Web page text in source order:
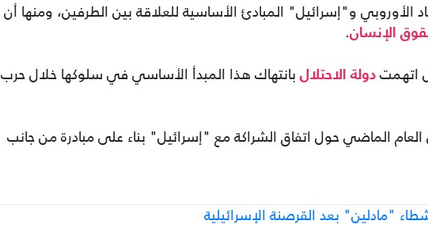
الأوروبي و"إسرائيل" المبادئ الأساسية للعلاقة بين الطرفين، ومنها أن
الإنسان.
اتهمت دولة الاحتلال بانتهاك هذا المبدأ الأساسي في سلوكها خلال حرب
الماضي حول اتفاق الشراكة مع "إسرائيل" بناء على مبادرة من جانب
"مادلين" بعد القرصنة الإسرائيلية